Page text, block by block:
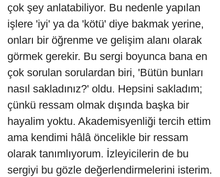
çok şey anlatabiliyor. Bu nedenle yapılan
işlere 'iyi' ya da 'kötü' diye bakmak yerine,
onları bir öğrenme ve gelişim alanı olarak
görmek gerekir. Bu sergi boyunca bana en
çok sorulan sorulardan biri, 'Bütün bunları
nasıl sakladınız?' oldu. Hepsini sakladım;
çünkü ressam olmak dışında başka bir
hayalim yoktu. Akademisyenliği tercih ettim
ama kendimi hâlâ öncelikle bir ressam
olarak tanımlıyorum. İzleyicilerin de bu
sergiyi bu gözle değerlendirmelerini isterim.